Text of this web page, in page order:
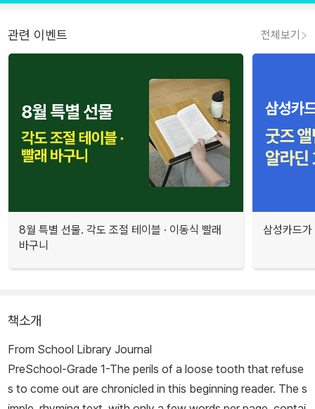
관련 이벤트 전체보기
8월 특별 선물. 각도 조절 테이블 · 이동식 빨래
바구니
삼성카드
책소개
From School Library Journal
PreSchool-Grade 1-The perils of a loose tooth that refuse
s to come out are chronicled in this beginning reader. The s